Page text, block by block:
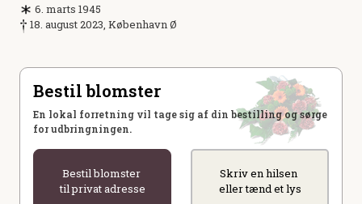
6. marts 1945
18. august 2023, København Ø
Bestil blomster
En lokal forretning vil tage sig af din bestilling og sørge
for udbringningen.
Bestil blomster
til privat adresse
Skriv en hilsen
eller tænd et lys